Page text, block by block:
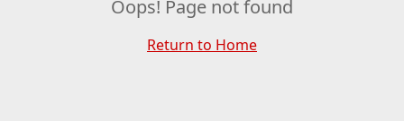
Oops! Page not found
Return to Home